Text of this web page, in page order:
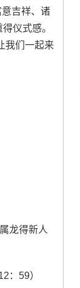
吉祥、诸
仪式感。
我们一起来
龙得新人
：59）